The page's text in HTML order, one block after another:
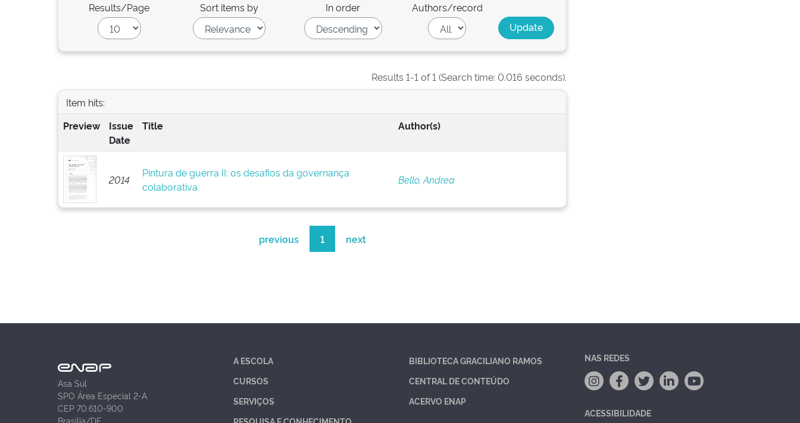
Results/Page Sort items by In order Authors/record
Results 1-1 of 1 (Search time: 0.016 seconds).
Item hits:
Preview
Issue
Date
Title Author(s)
2014
Pintura de guerra II: os desafios da governança
colaborativa
Bello, Andrea
previous 1 next
Asa Sul
SPO Área Especial 2-A
CEP 70.610-900
Brasília/DF
A ESCOLA
CURSOS
SERVIÇOS
BIBLIOTECA GRACILIANO RAMOS
CENTRAL DE CONTEÚDO
ACERVO ENAP
NAS REDES
ACESSIBILIDADE